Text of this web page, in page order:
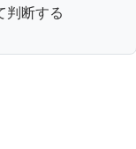
判断する